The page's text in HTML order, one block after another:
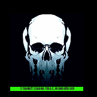
STIAHNUŤ ZDARMA TERAZ, PROMO KÓD 005